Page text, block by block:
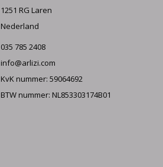
1251 RG Laren
Nederland
035 785 2408
info@arlizi.com
KvK nummer: 59064692
BTW nummer: NL853303174B01